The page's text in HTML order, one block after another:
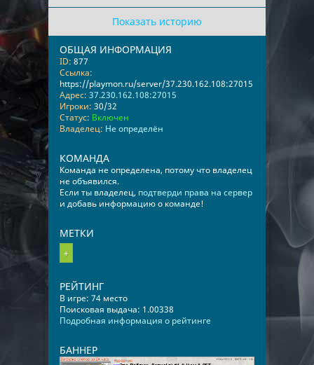
Показать историю
ОБЩАЯ ИНФОРМАЦИЯ
ID: 877
Ссылка:
https://playmon.ru/server/37.230.162.108:27015
Адрес: 37.230.162.108:27015
Игроки: 30/32
Статус: Включен
Владелец: Не определён
КОМАНДА
Команда не определена, потому что владелец
не объявился.
Если ты владелец, подтверди права на сервер
и добавь информацию о команде!
МЕТКИ
+
РЕЙТИНГ
В игре: 74 место
Поисковая выдача: 1.00338
Подробная информация о рейтинге
БАННЕР